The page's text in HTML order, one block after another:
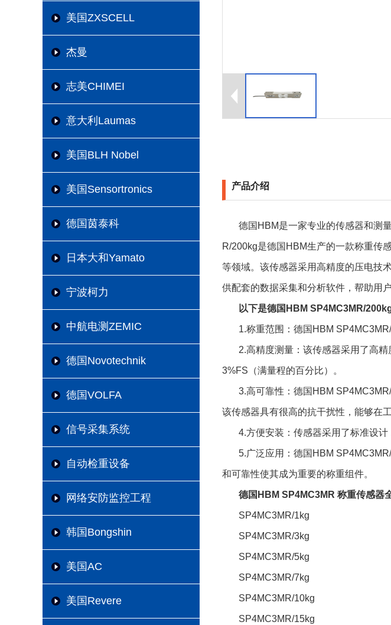
美国ZXSCELL
杰曼
志美CHIMEI
意大利Laumas
美国BLH Nobel
美国Sensortronics
德国茵泰科
日本大和Yamato
宁波柯力
中航电测ZEMIC
德国Novotechnik
德国VOLFA
信号采集系统
自动检重设备
网络安防监控工程
韩国Bongshin
美国AC
美国Revere
产品介绍
德国HBM是一家专业的传感器和测
R/200kg是德国HBM生产的一款称重传
等领域。该传感器采用高精度的压电技
供配套的数据采集和分析软件，帮助用
以下是德国HBM SP4MC3MR/
1.称重范围：德国HBM
2.高精度测量：该传感器采用了高
3%FS（满量程的百分比）。
3.高可靠性：德国HBM
该传感器具有很高的抗干扰性，能够在
4.方便安装：传感器采用了标准设
5.广泛应用：德国HBM
和可靠性使其成为重要的称重组件。
德国HBM SP4MC3MR 称重传感器
SP4MC3MR/1kg
SP4MC3MR/3kg
SP4MC3MR/5kg
SP4MC3MR/7kg
SP4MC3MR/10kg
SP4MC3MR/15kg